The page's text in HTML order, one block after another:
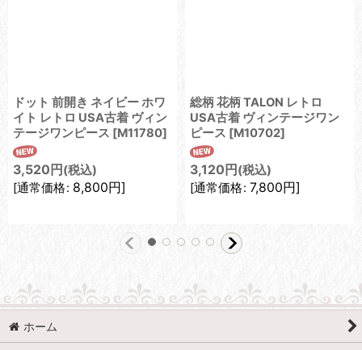
ドット 前開き ネイビー ホワ
イト レトロ USA古着 ヴィン
テージワンピース [M11780]
3,520 円 (税込)
[通常価格: 8,800円]
総柄 花柄 TALON レトロ
USA古着 ヴィンテージワン
ピース [M10702]
3,120 円 (税込)
[通常価格: 7,800円]
ホーム